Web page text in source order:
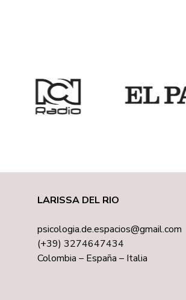
LARISSA DEL RIO
psicologia.de.espacios@gmail.com
(+39) 3274647434
Colombia – España – Italia